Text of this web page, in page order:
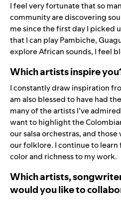
I feel very fortunate that so
community are discovering
me since the first day I picked
that I can play Pambiche,
explore African sounds, I feel
Which artists inspire
I constantly draw inspiration
am also blessed to have had
many of the artists I’ve
want to highlight the
our salsa orchestras, and
our folklore. I continue to
color and richness to my work.
Which artists,
would you like to